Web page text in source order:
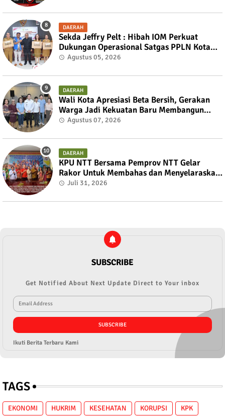
DAERAH
Sekda Jeffry Pelt : Hibah IOM Perkuat
Dukungan Operasional Satgas PPLN Kota
Kupang
Agustus 05, 2026
DAERAH
Wali Kota Apresiasi Beta Bersih, Gerakan
Warga Jadi Kekuatan Baru Membangun
Kota Kupang
Agustus 07, 2026
DAERAH
KPU NTT Bersama Pemprov NTT Gelar
Rakor Untuk Membahas dan Menyelaraskan
Draft Nota Kesepahaman
Juli 31, 2026
SUBSCRIBE
Get Notified About Next Update Direct to Your inbox
Ikuti Berita Terbaru Kami
TAGS
EKONOMI HUKRIM KESEHATAN KORUPSI KPK